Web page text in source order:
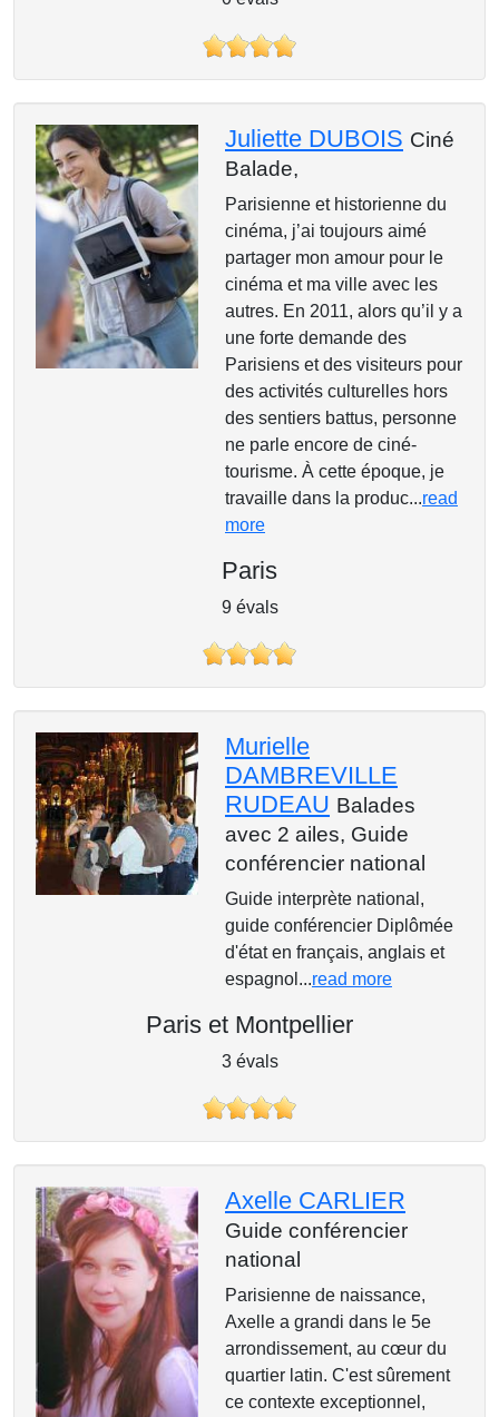
Juliette DUBOIS Ciné
Balade,
Parisienne et historienne du
cinéma, j’ai toujours aimé
partager mon amour pour le
cinéma et ma ville avec les
autres. En 2011, alors qu’il y a
une forte demande des
Parisiens et des visiteurs pour
des activités culturelles hors
des sentiers battus, personne
ne parle encore de ciné-
tourisme. À cette époque, je
travaille dans la produc...read
more
Paris
9 évals
Murielle
DAMBREVILLE
RUDEAU Balades
avec 2 ailes, Guide
conférencier national
Guide interprète national,
guide conférencier Diplômée
d'état en français, anglais et
espagnol...read more
Paris et Montpellier
3 évals
Axelle CARLIER
Guide conférencier
national
Parisienne de naissance,
Axelle a grandi dans le 5e
arrondissement, au cœur du
quartier latin. C'est sûrement
ce contexte exceptionnel,